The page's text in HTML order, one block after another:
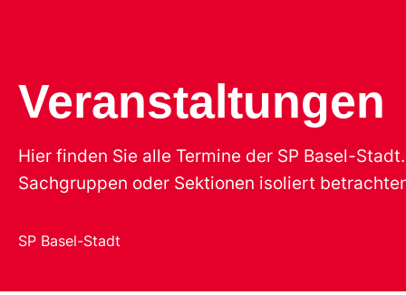
Veranstaltungen
Hier finden Sie alle Termine der SP Basel-
Sachgruppen oder Sektionen isoliert
SP Basel-Stadt